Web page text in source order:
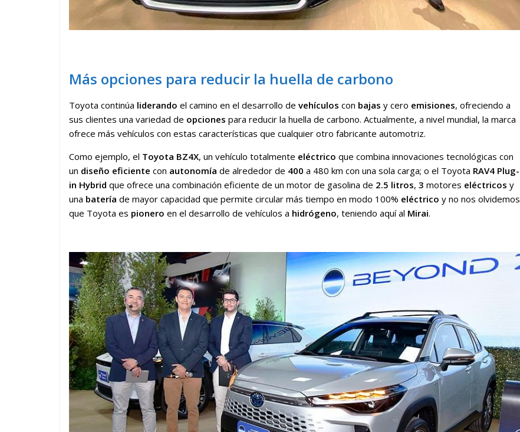
Más opciones para reducir la huella de carbono
Toyota continúa liderando el camino en el desarrollo de vehículos con bajas y cero emisiones, ofreciendo a
sus clientes una variedad de opciones para reducir la huella de carbono. Actualmente, a nivel mundial, la marca
ofrece más vehículos con estas características que cualquier otro fabricante automotriz.
Como ejemplo, el Toyota BZ4X, un vehículo totalmente eléctrico que combina innovaciones tecnológicas con
un diseño eficiente con autonomía de alrededor de 400 a 480 km con una sola carga; o el Toyota RAV4 Plug-
in Hybrid que ofrece una combinación eficiente de un motor de gasolina de 2.5 litros, 3 motores eléctricos y
una batería de mayor capacidad que permite circular más tiempo en modo 100% eléctrico y no nos olvidemos
que Toyota es pionero en el desarrollo de vehículos a hidrógeno, teniendo aquí al Mirai.